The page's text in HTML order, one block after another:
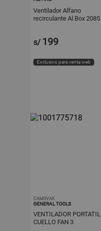
Ventilador Alfano
recirculante Al Box 2085
s/ 199
Exclusivo para venta web
CAMOVAK
GENERAL TOOLS
VENTILADOR PORTATIL
CUELLO FAN 3